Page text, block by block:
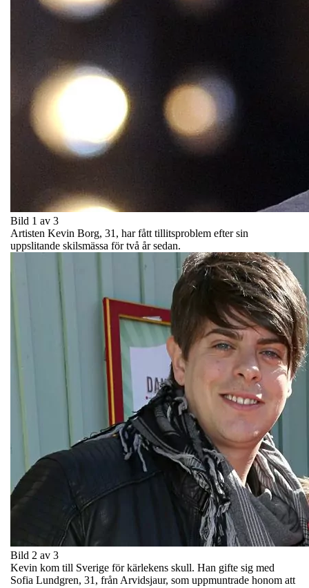
Bild 1 av 3
Artisten Kevin Borg, 31, har fått tillitsproblem efter sin
uppslitande skilsmässa för två år sedan.
Bild 2 av 3
Kevin kom till Sverige för kärlekens skull. Han gifte sig med
Sofia Lundgren, 31, från Arvidsjaur, som uppmuntrade honom att